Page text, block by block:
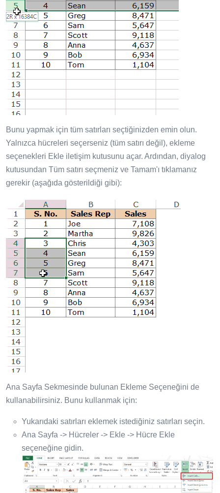
Bunu yapmak için tüm satırları seçtiğinizden emin olun.
Yalnızca hücreleri seçerseniz (tüm satırı değil), ekleme
seçenekleri Ekle iletişim kutusunu açar. Ardından, diyalog
kutusundan Tüm satırı seçmeniz ve Tamam'ı tıklamanız
gerekir (aşağıda gösterildiği gibi):
Ana Sayfa Sekmesinde bulunan Ekleme Seçeneğini de
kullanabilirsiniz. Bunu kullanmak için:
Yukarıdaki satırları eklemek istediğiniz satırları seçin.
Ana Sayfa -> Hücreler -> Ekle -> Hücre Ekle
seçeneğine gidin.